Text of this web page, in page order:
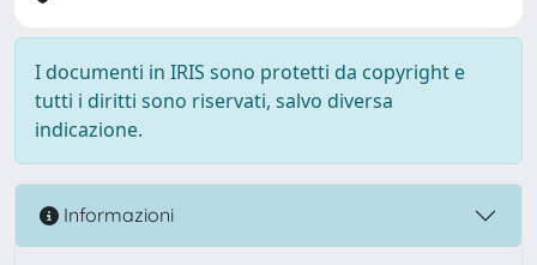
I documenti in IRIS sono protetti da copyright e
tutti i diritti sono riservati, salvo diversa
indicazione.
Informazioni